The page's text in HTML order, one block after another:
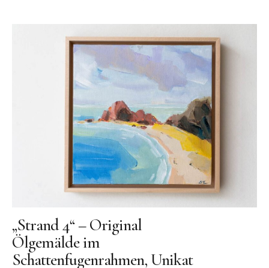
„Strand 4“ – Original
Ölgemälde im
Schattenfugenrahmen, Unikat